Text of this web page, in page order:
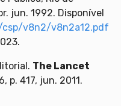
jun. 1992. Disponível
v8n2/v8n2a12.pdf
The Lancet
p. 417, jun. 2011.